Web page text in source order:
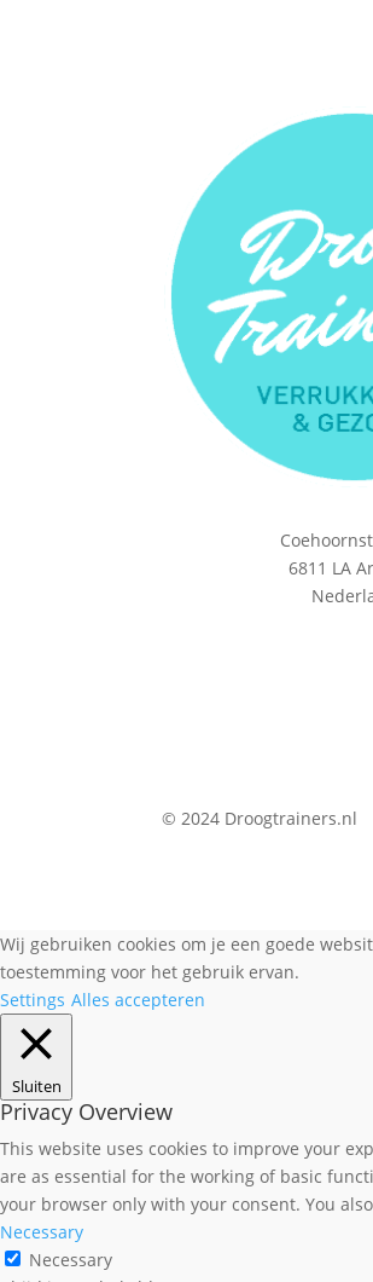
6811 LA
© 2024 Droogtrainers.nl
Wij gebruiken cookies om je een goede
toestemming voor het gebruik ervan.
Settings Alles accepteren
Sluiten
Privacy Overview
This website uses cookies to improve your
are as essential for the working of basic
your browser only with your consent. You
Necessary
Necessary